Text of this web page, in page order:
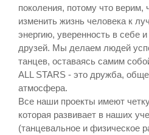
поколения, потому что верим,
изменить жизнь человека к
энергию, уверенность в себе
друзей. Мы делаем людей
танцев, оставаясь самим
ALL STARS - это дружба,
атмосфера.
Все наши проекты имеют
которая развивает в наших
(танцевальное и физическое